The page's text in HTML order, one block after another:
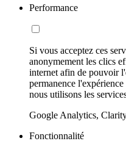
Performance
Si vous acceptez ces
anonymement les clics
internet afin de pouvoir
permanence
nous utilisons les
Google Analytics,
Fonctionnalité